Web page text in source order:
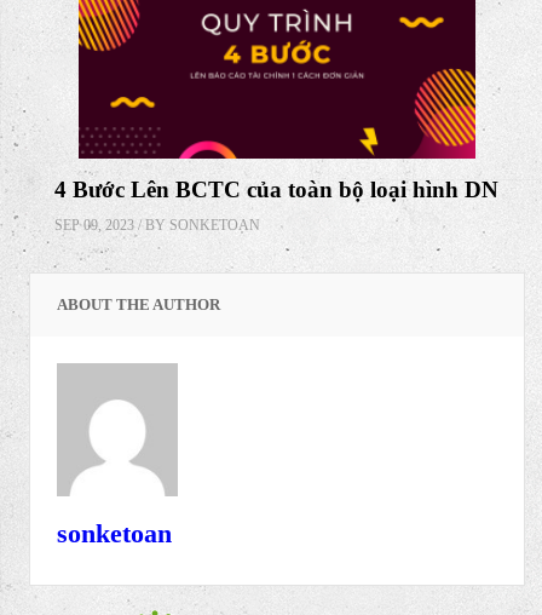
SEP 28, 2023 / BY SONKETOAN
Tỷ giá và chênh lệch tỷ giá kế toán cần lắm
rõ
4 Bước Lên BCTC của toàn bộ loại hình DN